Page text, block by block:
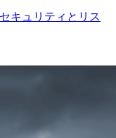
キュリティとリス